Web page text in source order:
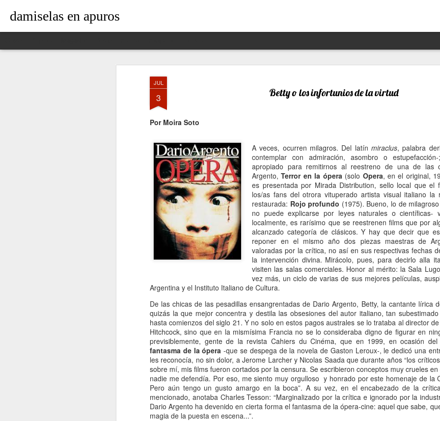
JUL
3 Betty o los infortunios de la virtud
Por Moira Soto
A veces, ocurren milagros. Del latín miraclus, palabra
contemplar con admiración, asombro o
apropiado para remitirnos al reestreno de una de las
Argento,Terror en la ópera (solo Opera, en el original,
es presentada por Mirada Distribution, sello local que el
los/as fans del otrora vituperado artista visual italiano la
restaurada: Rojo profundo (1975). Bueno, lo de
no puede explicarse por leyes naturales o científicas-
localmente, es rarísimo que se reestrenen films que por
alcanzado categoría de clásicos. Y hay que decir que
reponer en el mismo año dos piezas maestras de
valoradas por la crítica, no así en sus respectivas fechas
la intervención divina. Mirácolo, pues, para decirlo alla
visiten las salas comerciales. Honor al mérito: la Sala
vez más, un ciclo de varias de sus mejores películas,
Argentina y el Instituto Italiano de Cultura.
De las chicas de las pesadillas ensangrentadas de Dario Argento, Betty, la cantante lírica
quizás la que mejor concentra y destila las obsesiones del autor italiano, tan
hasta comienzos del siglo 21. Y no solo en estos pagos australes se lo trataba al director
Hitchcock, sino que en la mismísima Francia no se lo consideraba digno de figurar en
previsiblemente, gente de la revista Cahiers du Cinéma, que en 1999, en ocasión
fantasma de la ópera -que se despega de la novela de Gaston Leroux-, le dedicó una
les reconocía, no sin dolor, a Jerome Larcher y Nicolas Saada que durante años “los
sobre mí, mis films fueron cortados por la censura. Se escribieron conceptos muy crueles
nadie me defendía. Por eso, me siento muy orgulloso y honrado por este homenaje de la
Pero aún tengo un gusto amargo en la boca”. A su vez, en el encabezado de la
mencionado, anotaba Charles Tesson: “Marginalizado por la crítica e ignorado por la
Dario Argento ha devenido en cierta forma el fantasma de la ópera-cine: aquel que sabe,
magia de la puesta en escena...”.
damiselas en apuros
13
un afortunado encuentro
Arendt (1906- 1975) resuena con desgraciada vigencia
21, en estos precisos momentos de amenaza a las
de hechos de ilegalidad y crueldad crecientes por parte
grandes potencias, de gobiernos talibanes, de un
de la ultraderecha más reaccionaria, caprichosa y
Arendt, de cuya muerte a los 69 se cumplieron 50 años
diciembre pasado, fue una pensadora alemana -de
original, audaz, a contracorriente, inconformista, libre
atadura, que no le temió a la polémica.